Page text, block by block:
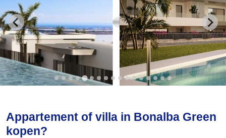
Appartement of villa in Bonalba Green
kopen?